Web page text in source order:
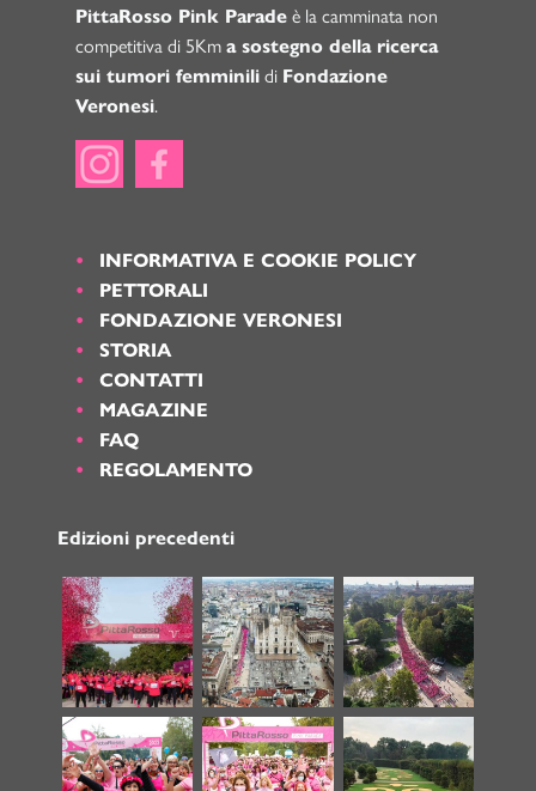
PittaRosso Pink Parade è la camminata non
competitiva di 5Km a sostegno della ricerca
sui tumori femminili di Fondazione
Veronesi.
INFORMATIVA E COOKIE POLICY
PETTORALI
FONDAZIONE VERONESI
STORIA
CONTATTI
MAGAZINE
FAQ
REGOLAMENTO
Edizioni precedenti